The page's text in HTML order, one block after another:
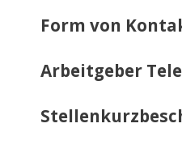
Form von
Arbeitgeber